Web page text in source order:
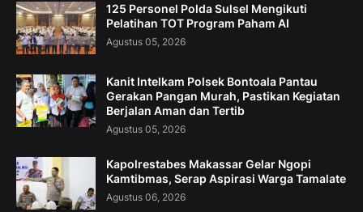
125 Personel Polda Sulsel Mengikuti
Pelatihan TOT Program Paham AI
Agustus 05, 2026
Kanit Intelkam Polsek Bontoala Pantau
Gerakan Pangan Murah, Pastikan Kegiatan
Berjalan Aman dan Tertib
Agustus 05, 2026
Kapolrestabes Makassar Gelar Ngopi
Kamtibmas, Serap Aspirasi Warga Tamalate
Agustus 06, 2026